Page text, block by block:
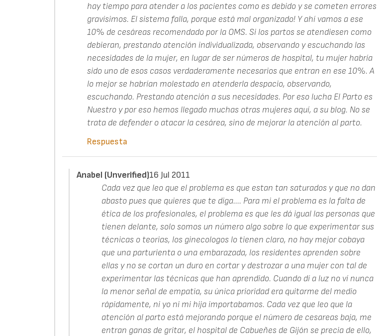
hay tiempo para atender a los pacientes como es debido y se cometen errores
gravísimos. El sistema falla, porque está mal organizado! Y ahí vamos a ese
10% de cesáreas recomendado por la OMS. Si los partos se atendiesen como
debieran, prestando atención individualizada, observando y escuchando las
necesidades de la mujer, en lugar de ser números de hospital, tu mujer habría
sido uno de esos casos verdaderamente necesarios que entran en ese 10%. A
lo mejor se habrían molestado en atenderla despacio, observando,
escuchando. Prestando atención a sus necesidades. Por eso lucha El Parto es
Nuestro y por eso hemos llegado muchas otras mujeres aquí, a su blog. No se
trata de defender o atacar la cesárea, sino de mejorar la atención al parto.
Respuesta
Anabel (unverified)16 Jul 2011
Cada vez que leo que el problema es que estan tan saturados y que no dan
abasto pues que quieres que te diga.... Para mi el problema es la falta de
ética de los profesionales, el problema es que les dá igual las personas que
tienen delante, solo somos un número algo sobre lo que experimentar sus
técnicas o teorias, los ginecologos lo tienen claro, no hay mejor cobaya
que una parturienta o una embarazada, los residentes aprenden sobre
ellas y no se cortan un duro en cortar y destrozar a una mujer con tal de
experimentar las técnicas que han aprendido. Cuando dí a luz no ví nunca
la menor señal de empatia, su única prioridad era quitarme del medio
rápidamente, ni yo ni mi hija importabamos. Cada vez que leo que la
atención al parto está mejorando porque el número de cesareas baja, me
entran ganas de gritar, el hospital de Cabueñes de Gijón se precia de ello,